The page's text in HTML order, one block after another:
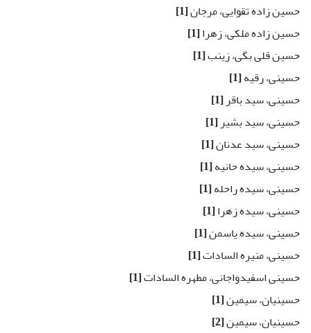
حسین زاده تقوایی، مرجان[1]
حسین زاده ملکی، زهرا[1]
حسین قلی بگی، زینب[1]
حسینی، رقیه[1]
حسینی، سید باقر[1]
حسینی، سید بشیر[1]
حسینی، سید عدنان[1]
حسینی، سیده حانیه[1]
حسینی، سیده راحله[1]
حسینی، سیده زهرا[1]
حسینی، سیده یاسمن[1]
حسینی، منیره السادات[1]
حسینی اسفیدواجانی، مطهره السادات[1]
حسینیان، سیمین[1]
حسینیان، سیمین[2]